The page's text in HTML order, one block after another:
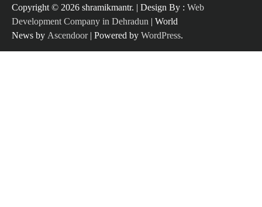
Copyright ©️ 2026 shramikmantr. | Design By : Web
Development Company in Dehradun | World
News by Ascendoor| Powered by WordPress.